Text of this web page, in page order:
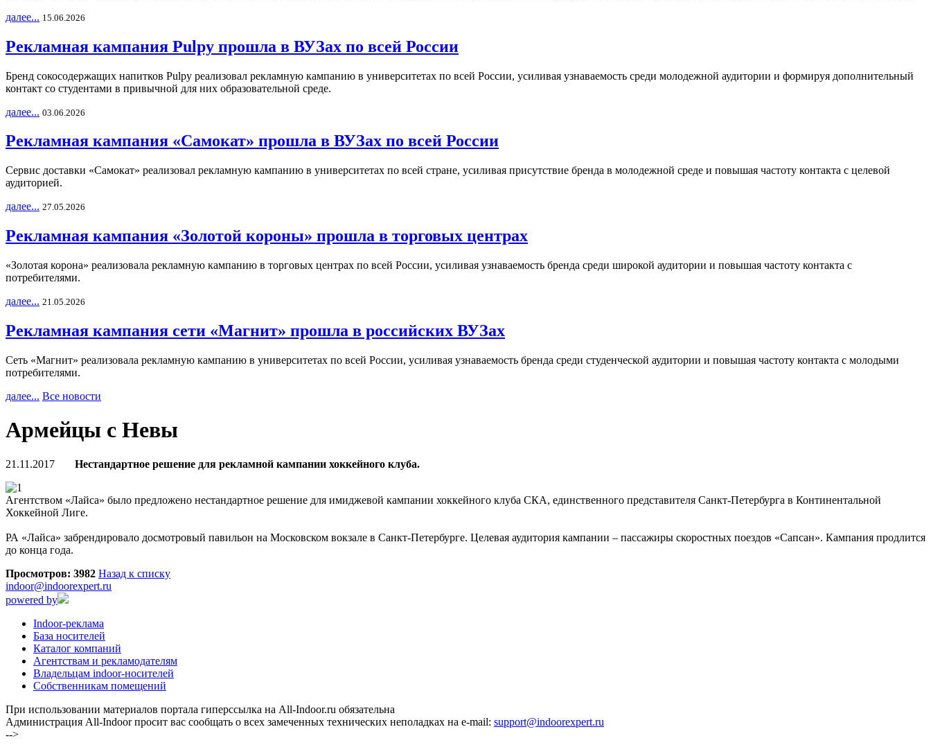
далее... 15.06.2026
Рекламная кампания Pulpy прошла в ВУЗах по всей России
Бренд сокосодержащих напитков Pulpy реализовал рекламную кампанию в университетах по всей России, усиливая узнаваемость среди молодежной аудитории и формируя дополнительный
контакт со студентами в привычной для них образовательной среде.
далее... 03.06.2026
Рекламная кампания «Самокат» прошла в ВУЗах по всей России
Сервис доставки «Самокат» реализовал рекламную кампанию в университетах по всей стране, усиливая присутствие бренда в молодежной среде и повышая частоту контакта с целевой
аудиторией.
далее... 27.05.2026
Рекламная кампания «Золотой короны» прошла в торговых центрах
«Золотая корона» реализовала рекламную кампанию в торговых центрах по всей России, усиливая узнаваемость бренда среди широкой аудитории и повышая частоту контакта с
потребителями.
далее... 21.05.2026
Рекламная кампания сети «Магнит» прошла в российских ВУЗах
Сеть «Магнит» реализовала рекламную кампанию в университетах по всей России, усиливая узнаваемость бренда среди студенческой аудитории и повышая частоту контакта с молодыми
потребителями.
далее... Все новости
Армейцы с Невы
21.11.2017 Нестандартное решение для рекламной кампании хоккейного клуба.
Агентством «Лайса» было предложено нестандартное решение для имиджевой кампании хоккейного клуба СКА, единственного представителя Санкт-Петербурга в Континентальной
Хоккейной Лиге.
РА «Лайса» забрендировало досмотровый павильон на Московском вокзале в Санкт-Петербурге. Целевая аудитория кампании – пассажиры скоростных поездов «Сапсан». Кампания продлится
до конца года.
Просмотров: 3982 Назад к списку
indoor@indoorexpert.ru
powered by
Indoor-реклама
База носителей
Каталог компаний
Агентствам и рекламодателям
Владельцам indoor-носителей
Собственникам помещений
При использовании материалов портала гиперссылка на All-Indoor.ru обязательна
Администрация All-Indoor просит вас сообщать о всех замеченных технических неполадках на e-mail: support@indoorexpert.ru
-->